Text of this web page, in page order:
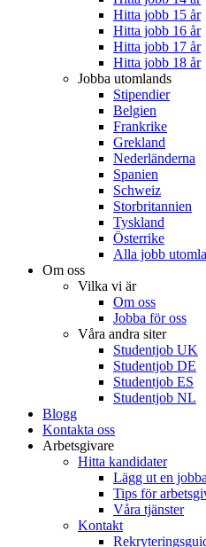
Hitta jobb 15 år
Hitta jobb 16 år
Hitta jobb 17 år
Hitta jobb 18 år
Jobba utomlands
Stipendier
Belgien
Frankrike
Grekland
Nederländerna
Spanien
Schweiz
Storbritannien
Tyskland
Österrike
Alla jobb
Om oss
Vilka vi är
Om oss
Jobba för oss
Våra andra siter
Studentjob UK
Studentjob DE
Studentjob ES
Studentjob NL
Blogg
Kontakta oss
Arbetsgivare
Hitta kandidater
Lägg ut en
Tips för
Våra tjänster
Kontakt